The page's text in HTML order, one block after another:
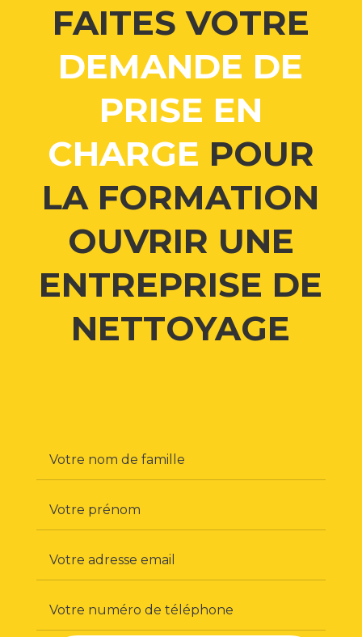
FAITES VOTRE
DEMANDE DE
PRISE EN
CHARGE POUR
LA FORMATION
OUVRIR UNE
ENTREPRISE DE
NETTOYAGE